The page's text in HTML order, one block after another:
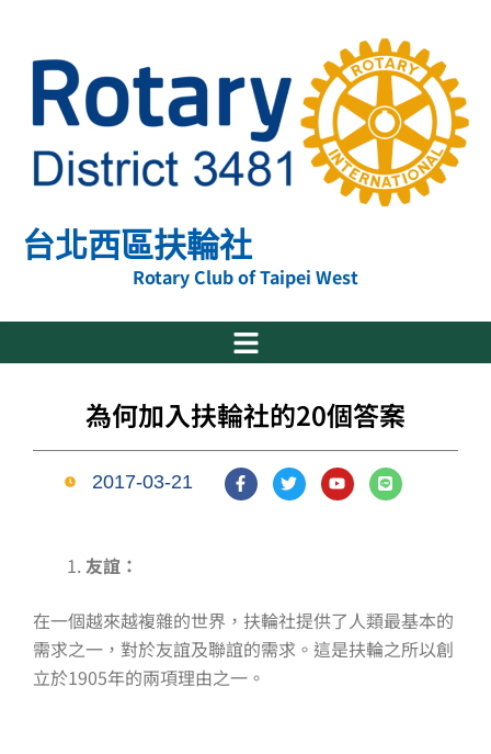
台北西區扶輪社
Rotary Club of Taipei West
為何加入扶輪社的20個答案
2017-03-21 F
a
c
f
T
w
i
Y
o
u
L
i
n
友誼：
在一個越來越複雜的世界，扶輪社提供了人類最基本的
需求之一，對於友誼及聯誼的需求。這是扶輪之所以創
立於1905年的兩項理由之一。